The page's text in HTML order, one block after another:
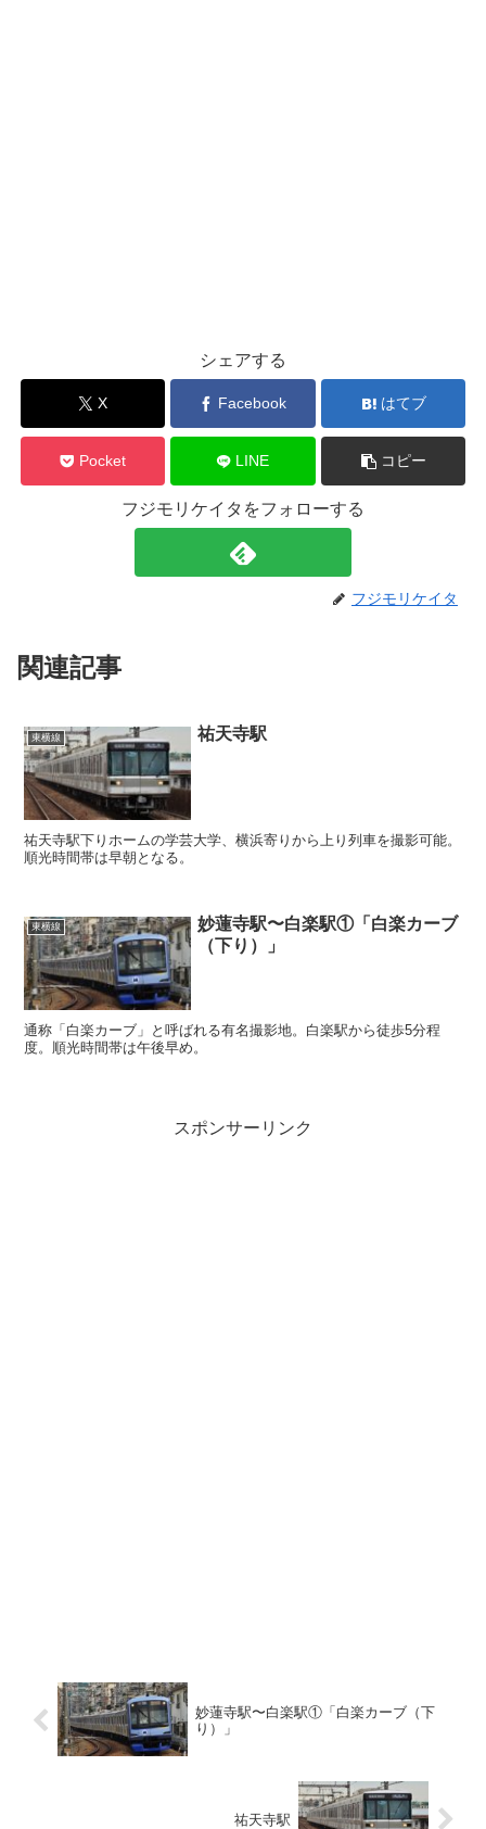
シェアする
X Facebook はてブ
Pocket LINE コピー
フジモリケイタをフォローする
フジモリケイタ
関連記事
東横線 祐天寺駅
祐天寺駅下りホームの学芸大学、横浜寄りから上り列車を撮影可能。
順光時間帯は早朝となる。
東横線
妙蓮寺駅〜白楽駅①「白楽カーブ
（下り）」
通称「白楽カーブ」と呼ばれる有名撮影地。白楽駅から徒歩5分程
度。順光時間帯は午後早め。
スポンサーリンク
妙蓮寺駅〜白楽駅①「白楽カーブ（下
り）」
祐天寺駅